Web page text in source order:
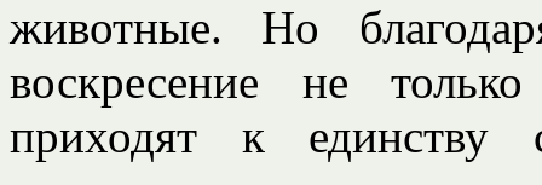
животные. Но
воскресение не
приходят к